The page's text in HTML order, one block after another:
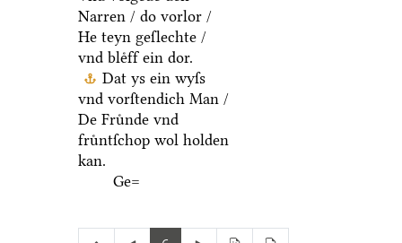
Narren / do vorlor /
He teyn geſlechte /
vnd bleͤff ein dor.
Dat ys ein wyſs
vnd vorſtendich Man /
De Fruͤnde vnd
fruͤntſchop wol holden
kan.
Ge=